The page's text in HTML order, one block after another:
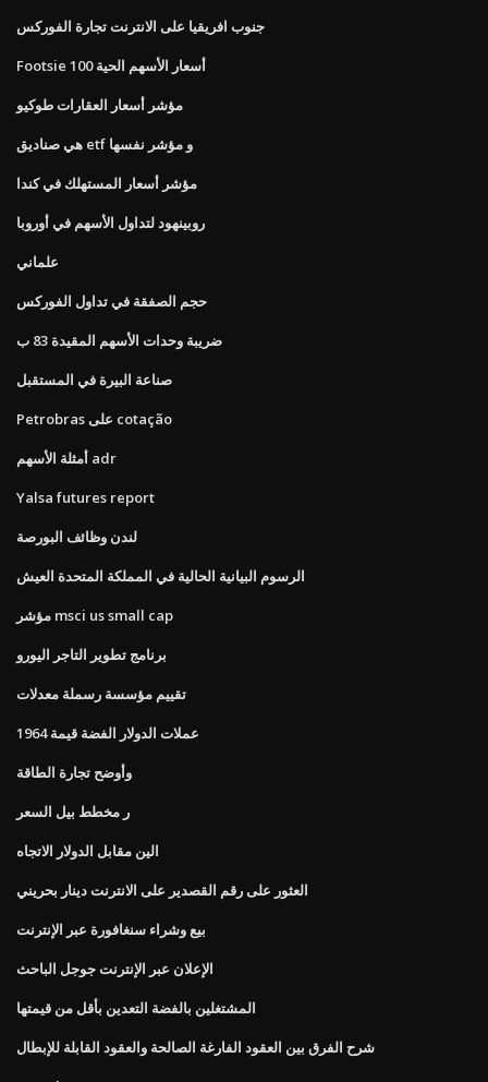
جنوب افريقيا على الانترنت تجارة الفوركس
Footsie 100 أسعار الأسهم الحية
مؤشر أسعار العقارات طوكيو
هي صناديق etf و مؤشر نفسها
مؤشر أسعار المستهلك في كندا
روبينهود لتداول الأسهم في أوروبا
علماني
حجم الصفقة في تداول الفوركس
ضريبة وحدات الأسهم المقيدة 83 ب
صناعة البيرة في المستقبل
Petrobras على cotação
أمثلة الأسهم adr
Yalsa futures report
لندن وظائف البورصة
الرسوم البيانية الحالية في المملكة المتحدة العيش
مؤشر msci us small cap
برنامج تطوير التاجر اليورو
تقييم مؤسسة رسملة معدلات
عملات الدولار الفضة قيمة 1964
وأوضح تجارة الطاقة
ر مخطط بيل السعر
الين مقابل الدولار الاتجاه
العثور على رقم القصدير على الانترنت دينار بحريني
بيع وشراء سنغافورة عبر الإنترنت
الإعلان عبر الإنترنت جوجل الباحث
المشتغلين بالفضة التعدين بأقل من قيمتها
شرح الفرق بين العقود الفارغة الصالحة والعقود القابلة للإبطال